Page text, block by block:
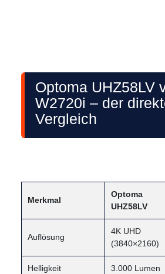
Optoma UHZ58LV
W2720i – der
Vergleich
Merkmal
Optoma
UHZ58LV
Auflösung
4K UHD
(3840×2160)
Helligkeit 3.000 Lumen